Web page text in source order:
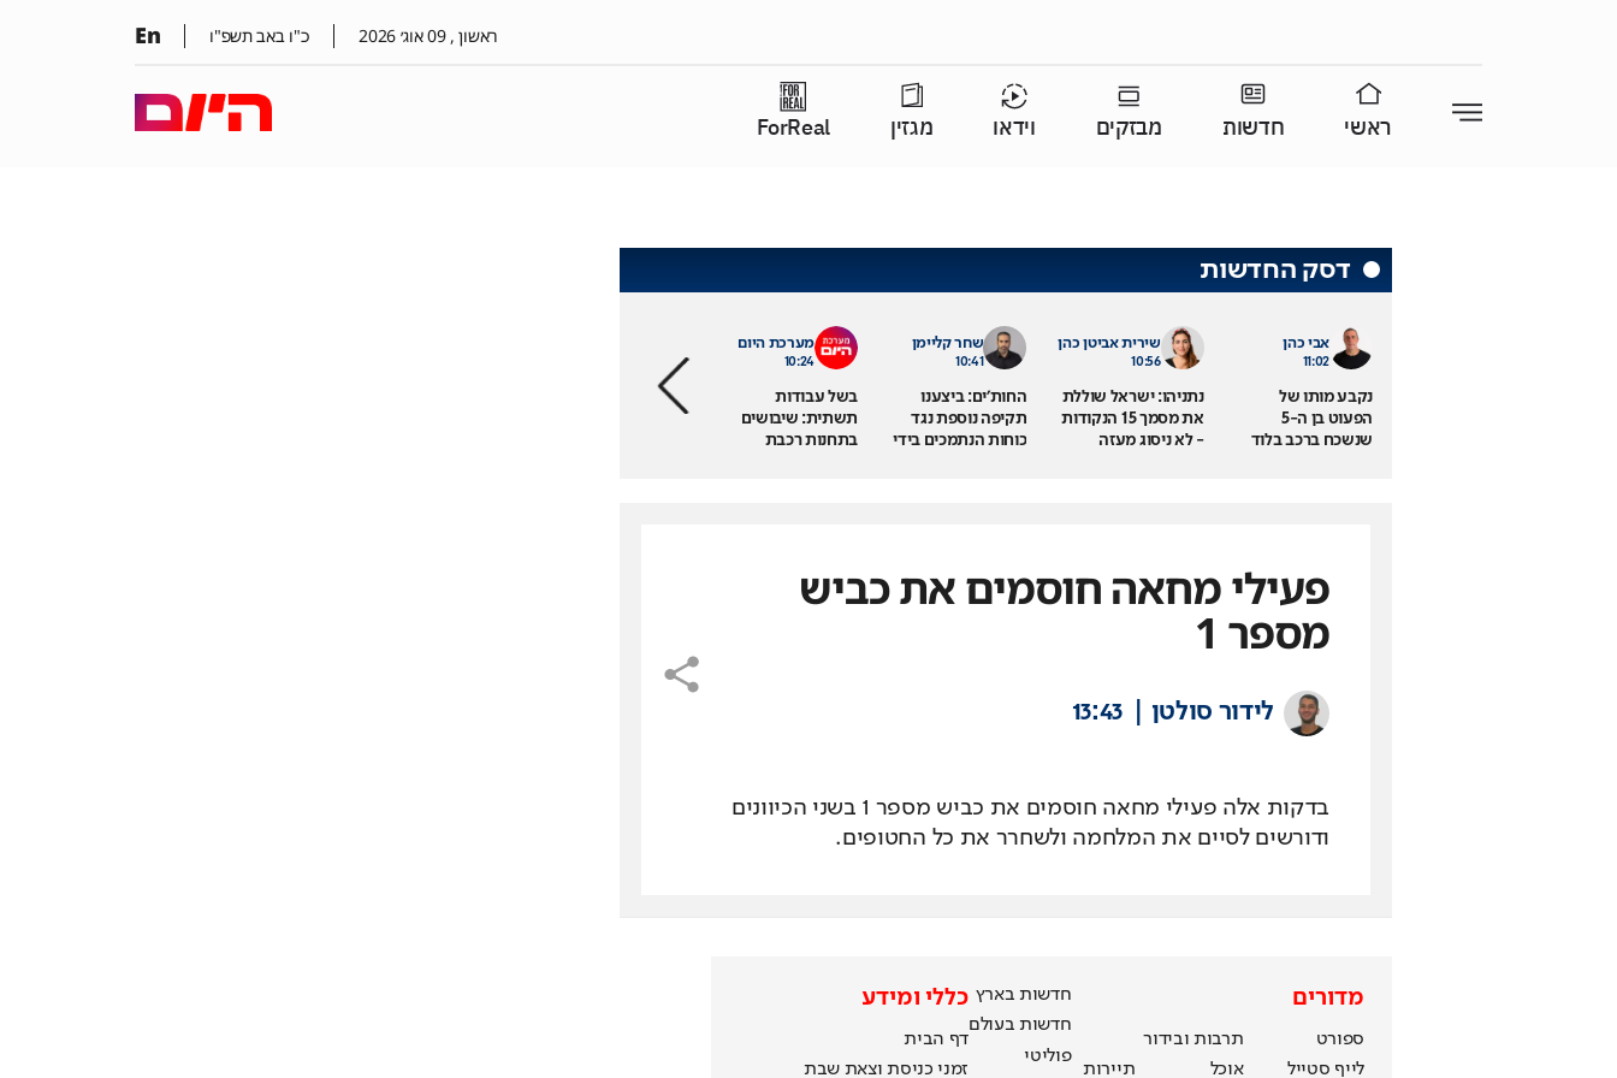
ראשון , 09אוג׳ 2026 כ"ו באב תשפ"ו En
ראשי חדשות מבזקים וידאו מגזין ForReal
דסק החדשות
אבי כהן
11:02
נקבע מותו של
הפעוט בן ה-5
שנשכח ברכב בלוד
שירית אביטן כהן
10:56
נתניהו: ישראל שוללת
את מסמך 15 הנקודות
- לא ניסוג מעזה
שחר קליימן
10:41
החות'ים: ביצענו
תקיפה נוספת נגד
כוחות הנתמכים בידי
מערכת היום
10:24
בשל עבודות
תשתית: שיבושים
בתחנות רכבת
פעילי מחאה חוסמים את כביש
מספר 1
לידור סולטן 13:43
בדקות אלה פעילי מחאה חוסמים את כביש מספר 1 בשני הכיוונים
ודורשים לסיים את המלחמה ולשחרר את כל החטופים.
מדורים
ספורט
תרבות ובידור
לייף סטייל
אוכל תיירות
חדשות בארץ
חדשות בעולם
פוליטי
כללי ומידע
דף הבית
זמני כניסת וצאת שבת